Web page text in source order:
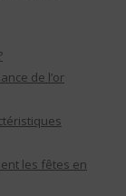
de l’or
les fêtes en